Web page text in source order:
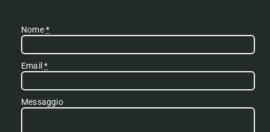
Nome*
Email*
Messaggio